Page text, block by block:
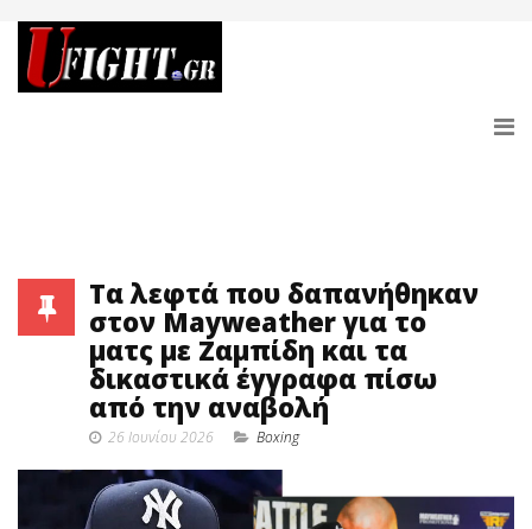
Τα λεφτά που δαπανήθηκαν
στον Mayweather για το
ματς με Ζαμπίδη και τα
δικαστικά έγγραφα πίσω
από την αναβολή
26 Ιουνίου 2026 Boxing